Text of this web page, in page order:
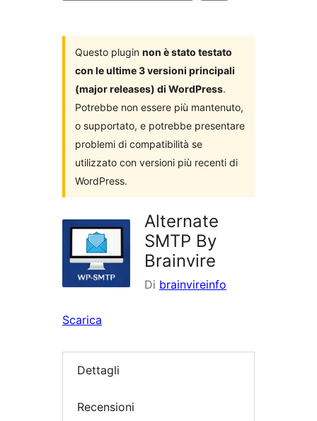
Questo plugin non è stato testato
con le ultime 3 versioni principali
(major releases) di WordPress.
Potrebbe non essere più mantenuto,
o supportato, e potrebbe presentare
problemi di compatibilità se
utilizzato con versioni più recenti di
WordPress.
Alternate
SMTP By
Brainvire
Di brainvireinfo
Scarica
Dettagli
Recensioni